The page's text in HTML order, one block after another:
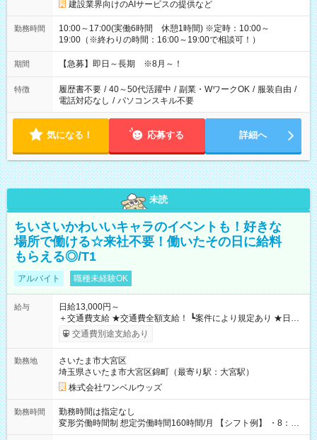
建設業界向けのAIサービスの提供など
勤務時間
10:00～17:00(実働6時間 休憩1時間) ※定時：10:00～
19:00（※終わりの時間：16:00～19:00で相談可！）
期間 【急募】即日～長期 ※8月～！
特徴 履歴書不要 / 40～50代活躍中 / 副業・WワークOK / 服装自由 /
電話対応なし / パソコンスキル不要
気になる！ 応募する 詳細へ
未読
ちいさいかわいいキャラのイベントも！好きな
場所で働ける☆来社不要！働いたその日に給料
もらえる◎/T1
アルバイト 職種未経験OK
給与
日給13,000円～
＋交通費支給 ★交通費全額支給！ ┗案件により規定あり ★日払
いOK！（規定あり） ┗働いたその日に現金GET♪ お仕事後はコ
ンビニATMから 日払い分を引き落とせます！ 【試用期間】試
交通費別途支給あり
勤務地
さいたま市大宮区
埼玉県さいたま市大宮区錦町（最寄り駅：大宮駅）
株式会社ワンベルウッズ
勤務時間
勤務時間は指定なし
変形労働時間制 想定労働時間160時間/月 【シフト例】 ・8：00
～21：00